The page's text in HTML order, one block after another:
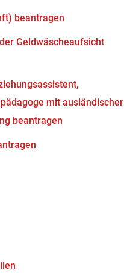
beantragen
Geldwäscheaufsicht
mit ausländischer
beantragen